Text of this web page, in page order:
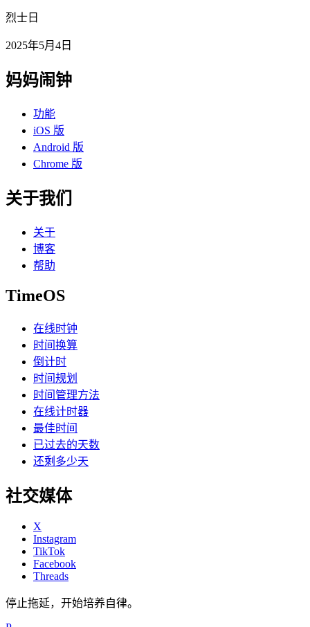
烈士日
2025年5月4日
妈妈闹钟
功能
iOS 版
Android 版
Chrome 版
关于我们
关于
博客
帮助
TimeOS
在线时钟
时间换算
倒计时
时间规划
时间管理方法
在线计时器
最佳时间
已过去的天数
还剩多少天
社交媒体
X
Instagram
TikTok
Facebook
Threads
停止拖延，开始培养自律。